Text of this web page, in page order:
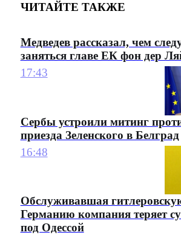
ЧИТАЙТЕ ТАКЖЕ
Медведев рассказал, чем
заняться главе ЕК фон дер
17:43
Сербы устроили митинг
приезда Зеленского в Белград
16:48
Обслуживавшая
Германию компания теряет
под Одессой